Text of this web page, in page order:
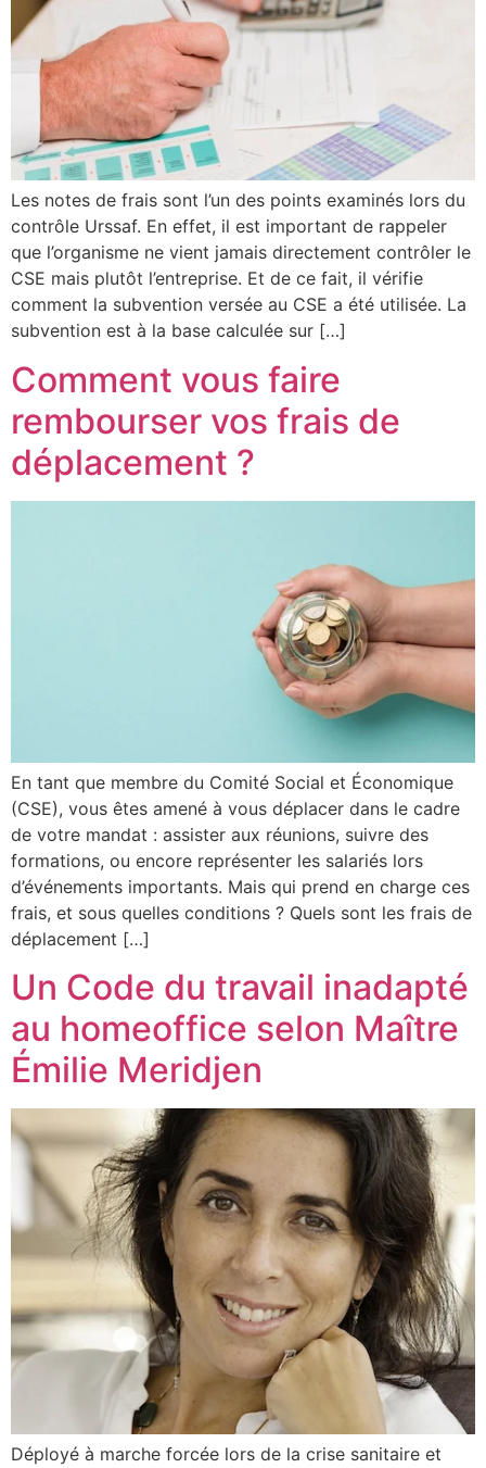
Les notes de frais sont l’un des points examinés lors du
contrôle Urssaf. En effet, il est important de rappeler
que l’organisme ne vient jamais directement contrôler le
CSE mais plutôt l’entreprise. Et de ce fait, il vérifie
comment la subvention versée au CSE a été utilisée. La
subvention est à la base calculée sur […]
Comment vous faire
rembourser vos frais de
déplacement ?
En tant que membre du Comité Social et Économique
(CSE), vous êtes amené à vous déplacer dans le cadre
de votre mandat : assister aux réunions, suivre des
formations, ou encore représenter les salariés lors
d’événements importants. Mais qui prend en charge ces
frais, et sous quelles conditions ? Quels sont les frais de
déplacement […]
Un Code du travail inadapté
au homeoffice selon Maître
Émilie Meridjen
Déployé à marche forcée lors de la crise sanitaire et